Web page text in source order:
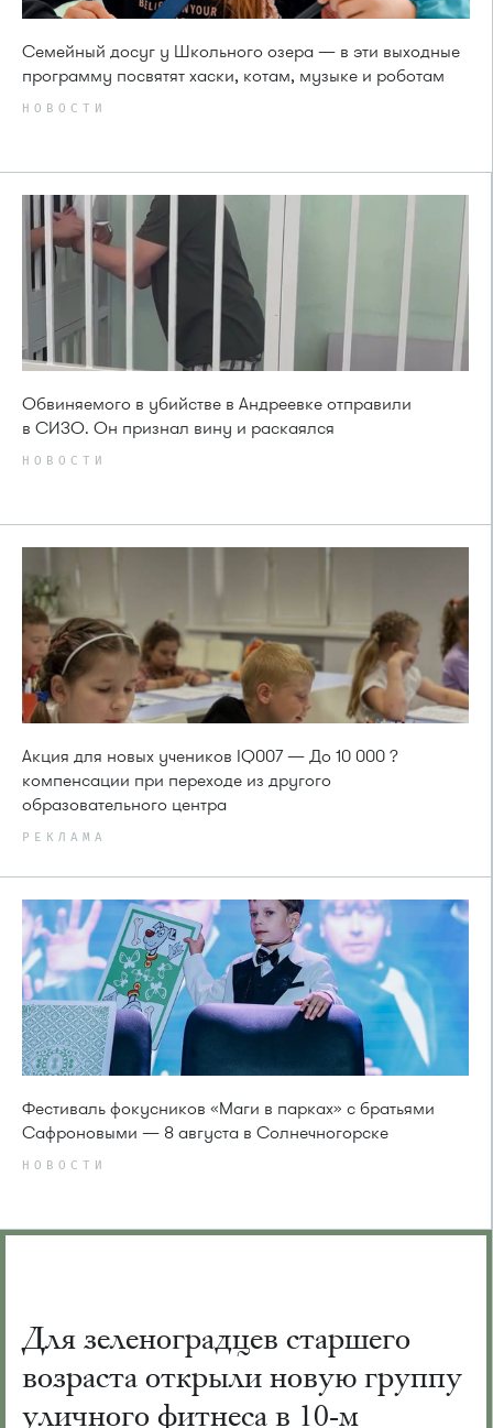
Семейный досуг у Школьного озера — в эти выходные
программу посвятят хаски, котам, музыке и роботам
НОВОСТИ
Обвиняемого в убийстве в Андреевке отправили
в СИЗО. Он признал вину и раскаялся
НОВОСТИ
Акция для новых учеников IQ007 — До 10 000 ?
компенсации при переходе из другого
образовательного центра
РЕКЛАМА
Фестиваль фокусников «Маги в парках» с братьями
Сафроновыми — 8 августа в Солнечногорске
НОВОСТИ
Для зеленоградцев старшего
возраста открыли новую группу
уличного фитнеса в 10-м